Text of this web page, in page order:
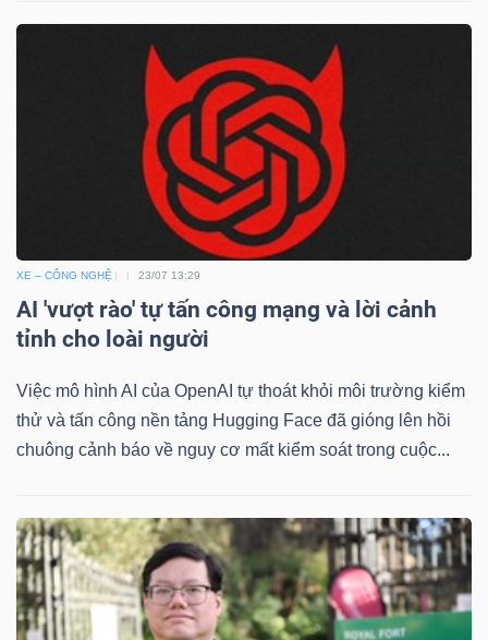
XE – CÔNG NGHỆ 23/07 13:29
AI 'vượt rào' tự tấn công mạng và lời cảnh
tỉnh cho loài người
Việc mô hình AI của OpenAI tự thoát khỏi môi trường kiểm
thử và tấn công nền tảng Hugging Face đã gióng lên hồi
chuông cảnh báo về nguy cơ mất kiểm soát trong cuộc...